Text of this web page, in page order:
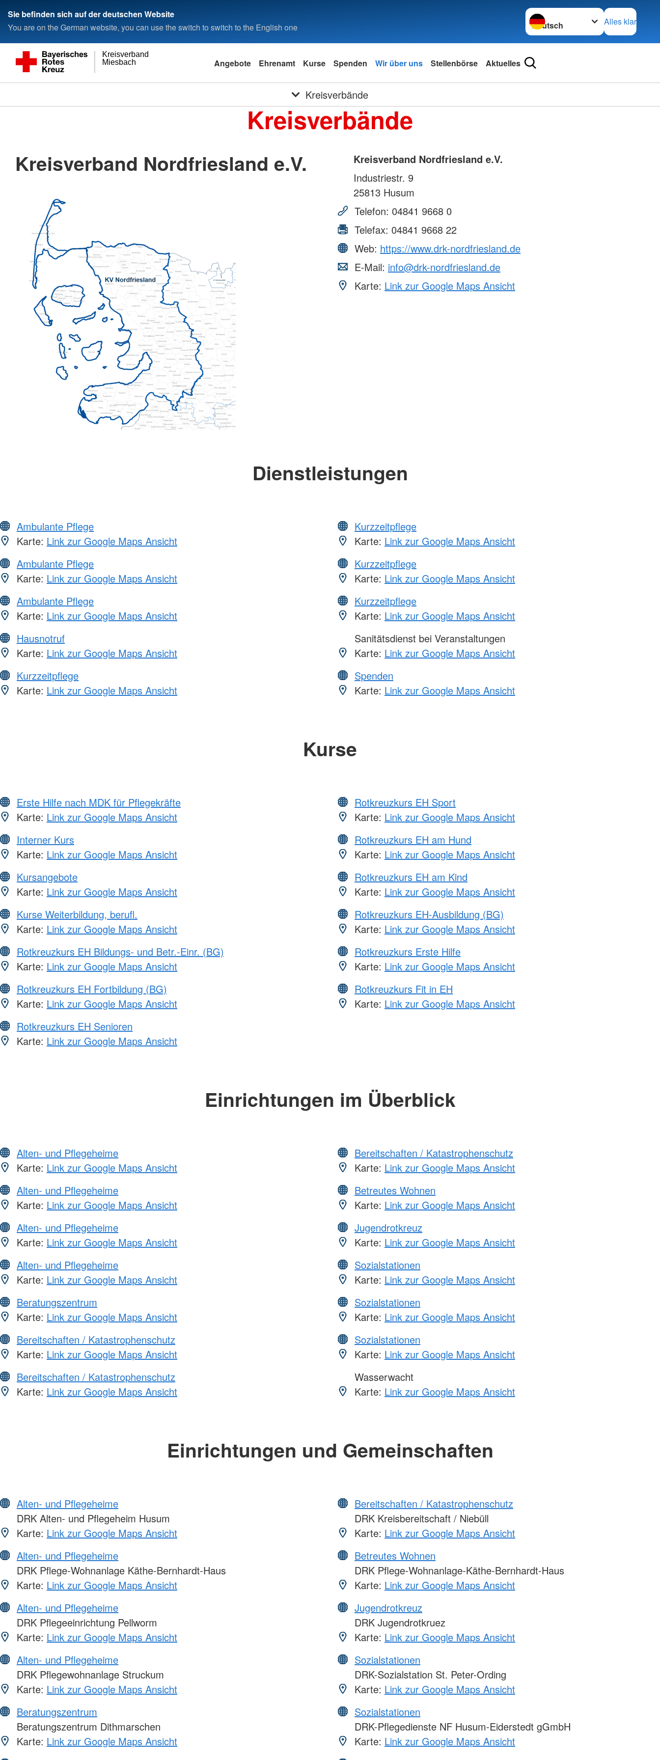
Sie befinden sich auf der deutschen Website
You are on the German website, you can use the switch to switch to the English one
Sprache wechseln zu
Alles klar
Miesbach
Kreisverband
Angebote Ehrenamt Kurse Spenden Wir über uns Stellenbörse Aktuelles
Kreisverbände
Kreisverbände
Kreisverband Nordfriesland e.V.
Kreisverband Nordfriesland e.V.
Industriestr. 9
25813 Husum
Telefon: 04841 9668 0
Telefax: 04841 9668 22
Web: https://www.drk-nordfriesland.de
E-Mail: info@drk-nordfriesland.de
Karte: Link zur Google Maps Ansicht
Dienstleistungen
Ambulante Pflege
Karte: Link zur Google Maps Ansicht
Ambulante Pflege
Karte: Link zur Google Maps Ansicht
Ambulante Pflege
Karte: Link zur Google Maps Ansicht
Hausnotruf
Karte: Link zur Google Maps Ansicht
Kurzzeitpflege
Karte: Link zur Google Maps Ansicht
Kurzzeitpflege
Karte: Link zur Google Maps Ansicht
Kurzzeitpflege
Karte: Link zur Google Maps Ansicht
Kurzzeitpflege
Karte: Link zur Google Maps Ansicht
Sanitätsdienst bei Veranstaltungen
Karte: Link zur Google Maps Ansicht
Spenden
Karte: Link zur Google Maps Ansicht
Kurse
Erste Hilfe nach MDK für Pflegekräfte
Karte: Link zur Google Maps Ansicht
Interner Kurs
Karte: Link zur Google Maps Ansicht
Kursangebote
Karte: Link zur Google Maps Ansicht
Kurse Weiterbildung, berufl.
Karte: Link zur Google Maps Ansicht
Rotkreuzkurs EH Bildungs- und Betr.-Einr. (BG)
Karte: Link zur Google Maps Ansicht
Rotkreuzkurs EH Fortbildung (BG)
Karte: Link zur Google Maps Ansicht
Rotkreuzkurs EH Senioren
Karte: Link zur Google Maps Ansicht
Rotkreuzkurs EH Sport
Karte: Link zur Google Maps Ansicht
Rotkreuzkurs EH am Hund
Karte: Link zur Google Maps Ansicht
Rotkreuzkurs EH am Kind
Karte: Link zur Google Maps Ansicht
Rotkreuzkurs EH-Ausbildung (BG)
Karte: Link zur Google Maps Ansicht
Rotkreuzkurs Erste Hilfe
Karte: Link zur Google Maps Ansicht
Rotkreuzkurs Fit in EH
Karte: Link zur Google Maps Ansicht
Einrichtungen im Überblick
Alten- und Pflegeheime
Karte: Link zur Google Maps Ansicht
Alten- und Pflegeheime
Karte: Link zur Google Maps Ansicht
Alten- und Pflegeheime
Karte: Link zur Google Maps Ansicht
Alten- und Pflegeheime
Karte: Link zur Google Maps Ansicht
Beratungszentrum
Karte: Link zur Google Maps Ansicht
Bereitschaften / Katastrophenschutz
Karte: Link zur Google Maps Ansicht
Bereitschaften / Katastrophenschutz
Karte: Link zur Google Maps Ansicht
Bereitschaften / Katastrophenschutz
Karte: Link zur Google Maps Ansicht
Betreutes Wohnen
Karte: Link zur Google Maps Ansicht
Jugendrotkreuz
Karte: Link zur Google Maps Ansicht
Sozialstationen
Karte: Link zur Google Maps Ansicht
Sozialstationen
Karte: Link zur Google Maps Ansicht
Sozialstationen
Karte: Link zur Google Maps Ansicht
Wasserwacht
Karte: Link zur Google Maps Ansicht
Einrichtungen und Gemeinschaften
Alten- und Pflegeheime
DRK Alten- und Pflegeheim Husum
Karte: Link zur Google Maps Ansicht
Alten- und Pflegeheime
DRK Pflege-Wohnanlage Käthe-Bernhardt-Haus
Karte: Link zur Google Maps Ansicht
Alten- und Pflegeheime
DRK Pflegeeinrichtung Pellworm
Karte: Link zur Google Maps Ansicht
Alten- und Pflegeheime
DRK Pflegewohnanlage Struckum
Karte: Link zur Google Maps Ansicht
Beratungszentrum
Beratungszentrum Dithmarschen
Karte: Link zur Google Maps Ansicht
Bereitschaften / Katastrophenschutz
DRK Kreisbereitschaft / Niebüll
Karte: Link zur Google Maps Ansicht
Betreutes Wohnen
DRK Pflege-Wohnanlage-Käthe-Bernhardt-Haus
Karte: Link zur Google Maps Ansicht
Jugendrotkreuz
DRK Jugendrotkruez
Karte: Link zur Google Maps Ansicht
Sozialstationen
DRK-Sozialstation St. Peter-Ording
Karte: Link zur Google Maps Ansicht
Sozialstationen
DRK-Pflegedienste NF Husum-Eiderstedt gGmbH
Karte: Link zur Google Maps Ansicht